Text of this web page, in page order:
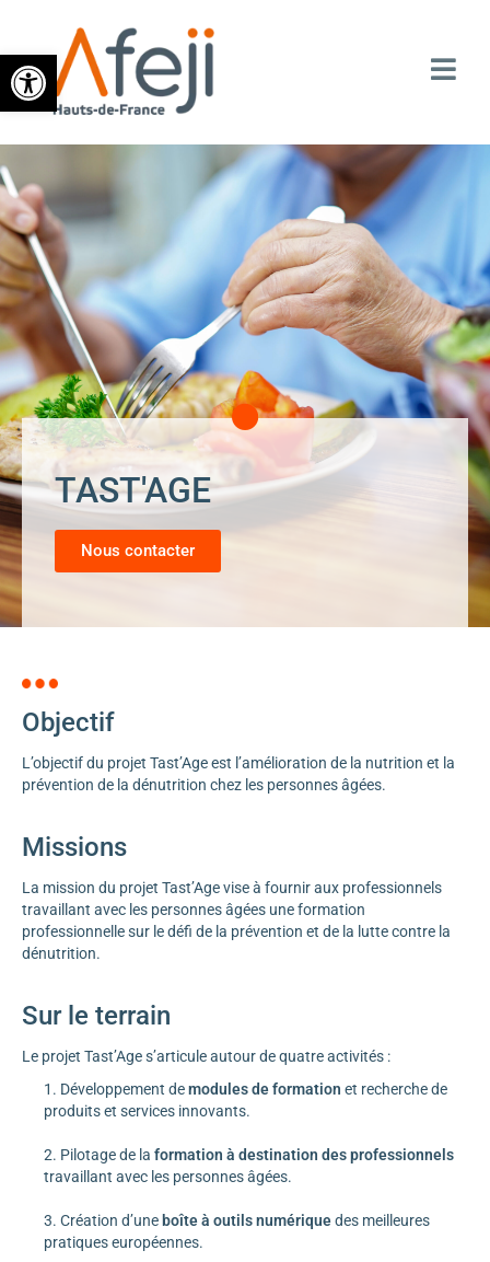
Ouvrir la barre d’outils
TAST'AGE
Nous contacter
Objectif
L’objectif du projet Tast’Age est l’amélioration de la nutrition et la
prévention de la dénutrition chez les personnes âgées.
Missions
La mission du projet Tast’Age vise à fournir aux professionnels
travaillant avec les personnes âgées une formation
professionnelle sur le défi de la prévention et de la lutte contre la
dénutrition.
Sur le terrain
Le projet Tast’Age s’articule autour de quatre activités :
Développement demodules de formation et recherche de
produits et services innovants.
Pilotage de la formation à destination des professionnels
travaillant avec les personnes âgées.
Création d’une boîte à outils numériquedes meilleures
pratiques européennes.